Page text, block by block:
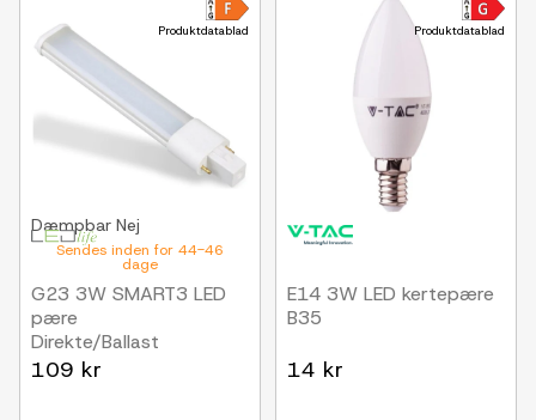
Produktdatablad
Sendes inden for 44-46
dage
Dæmpbar Nej
G23 3W SMART3 LED
pære
Direkte/Ballast
kompatibel, 180°, Erstat
109 kr
Produktdatablad
E14 3W LED kertepære
B35
14 kr